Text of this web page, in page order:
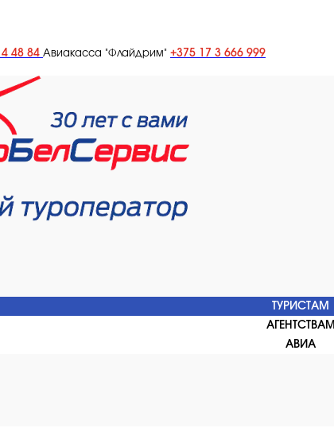
48 84 Авиакасса "Флайдрим" +375 17 3 666 999
ТУРИСТАМ
АГЕНТСТВАМ
АВИА